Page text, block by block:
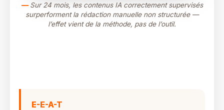
Sur 24 mois, les contenus IA correctement supervisés
surperforment la rédaction manuelle non structurée —
l’effet vient de la méthode, pas de l’outil.
E-E-A-T